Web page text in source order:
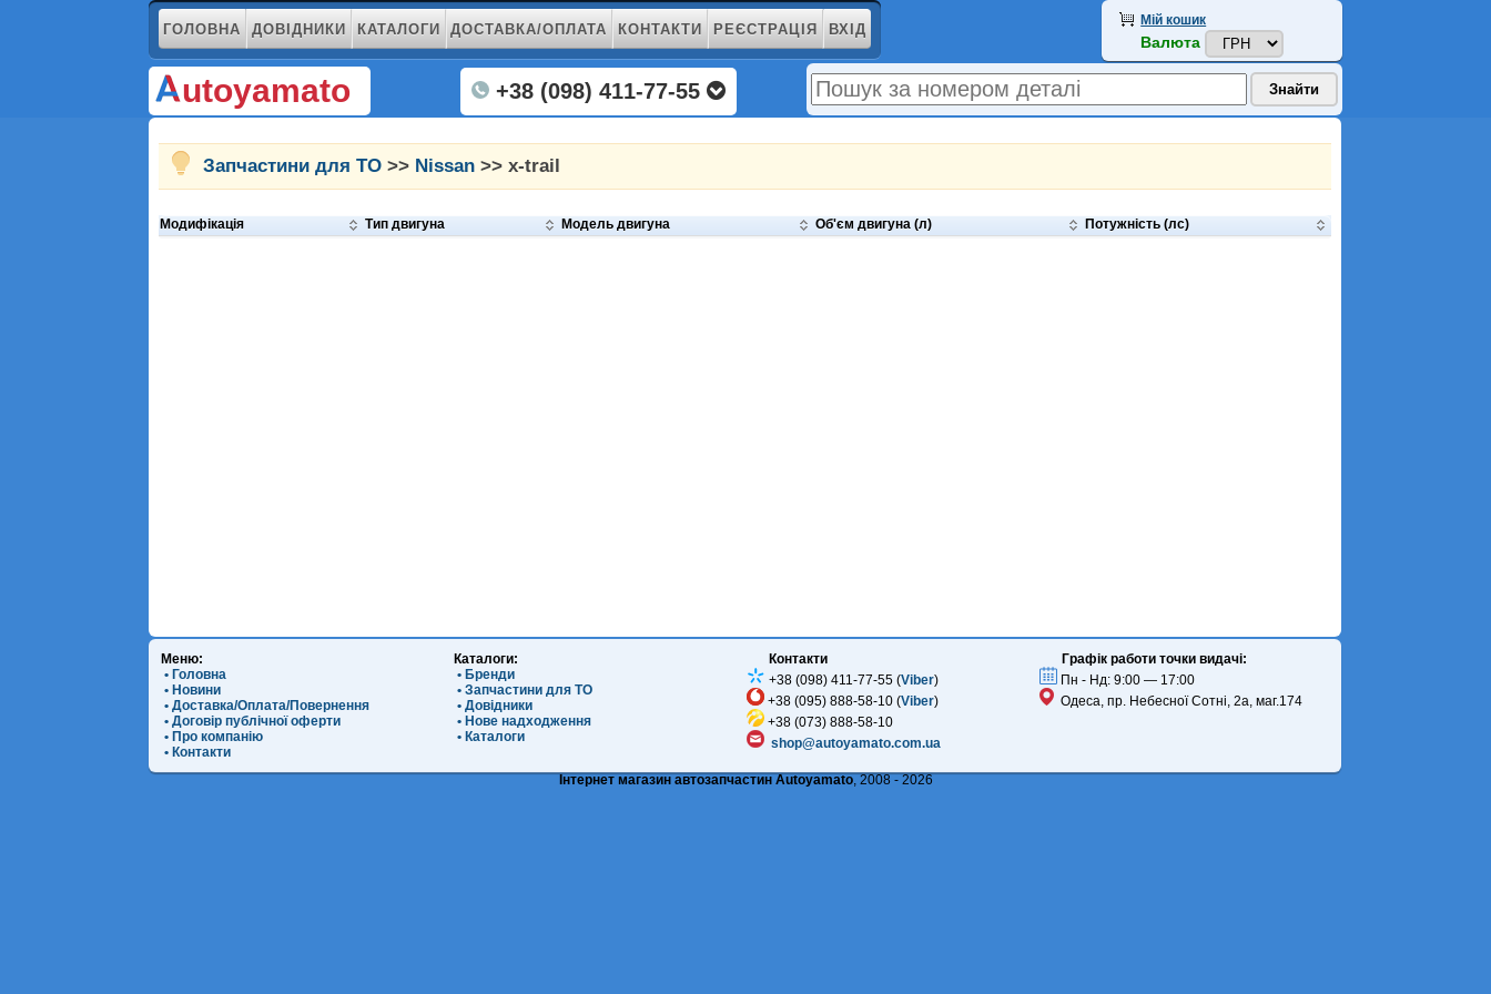
ГОЛОВНА ДОВІДНИКИ КАТАЛОГИ ДОСТАВКА/ОПЛАТА КОНТАКТИ РЕЄСТРАЦІЯ ВХІД
utoyamato +38 (098) 411-77-55
Мій кошик
Валюта
Запчастини для ТО >> Nissan >> x-trail
Модифікація Тип двигуна Модель двигуна Об'єм двигуна (л) Потужність (лс)
Меню:
• Головна
• Новини
• Доставка/Оплата/Повернення
• Договір публічної оферти
• Про компанію
• Контакти
Каталоги:
• Бренди
• Запчастини для ТО
• Довідники
• Нове надходження
• Каталоги
Контакти
+38 (098) 411-77-55 (Viber)
+38 (095) 888-58-10 (Viber)
+38 (073) 888-58-10
shop@autoyamato.com.ua
Графік работи точки видачі:
Пн - Нд: 9:00 — 17:00
Одеса, пр. Небесної Сотні, 2а, маг.174
Інтернет магазин автозапчастин Autoyamato, 2008 - 2026